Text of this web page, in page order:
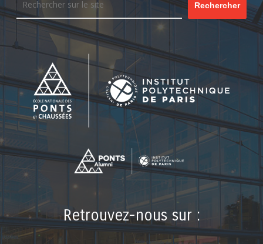
Rechercher
Retrouvez-nous sur :